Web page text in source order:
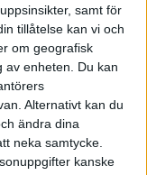
samt för
tillåtelse kan vi och
om geografisk
av enheten. Du kan
Alternativt kan du
ändra dina
neka samtycke.
kanske